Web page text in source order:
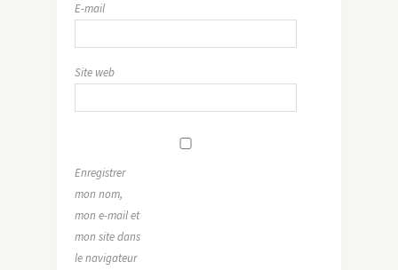
E-mail
Site web
Enregistrer
mon nom,
mon e-mail et
mon site dans
le navigateur